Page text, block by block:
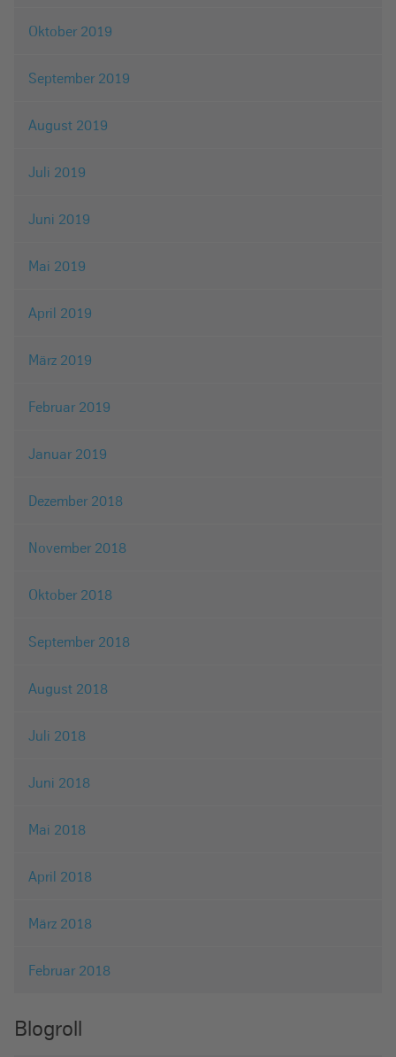
Oktober 2019
September 2019
August 2019
Juli 2019
Juni 2019
Mai 2019
April 2019
März 2019
Februar 2019
Januar 2019
Dezember 2018
November 2018
Oktober 2018
September 2018
August 2018
Juli 2018
Juni 2018
Mai 2018
April 2018
März 2018
Februar 2018
Blogroll